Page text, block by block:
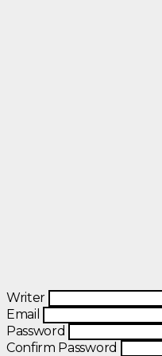
Writer
Email
Password
Confirm Password